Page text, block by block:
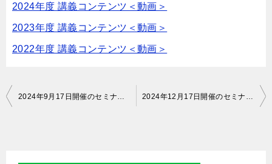
2024年度 講義コンテンツ＜動画＞
2023年度 講義コンテンツ＜動画＞
2022年度 講義コンテンツ＜動画＞
投
2024年9月17日開催のセミナー動画をアップしました。 2024年12月17日開催のセミナー動画をアップしました。